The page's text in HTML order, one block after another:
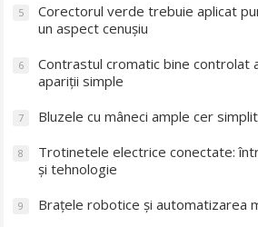
5
Corectorul verde trebuie aplicat
un aspect cenușiu
6
Contrastul cromatic bine controlat
apariții simple
7 Bluzele cu mâneci ample cer
8
Trotinetele electrice conectate:
și tehnologie
9 Brațele robotice și automatizarea